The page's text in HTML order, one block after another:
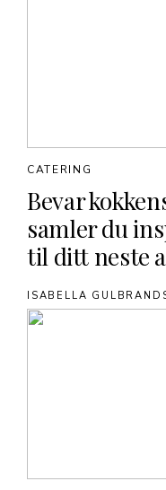
Bevar
samler du
til ditt neste
CATERING
ISABELLA